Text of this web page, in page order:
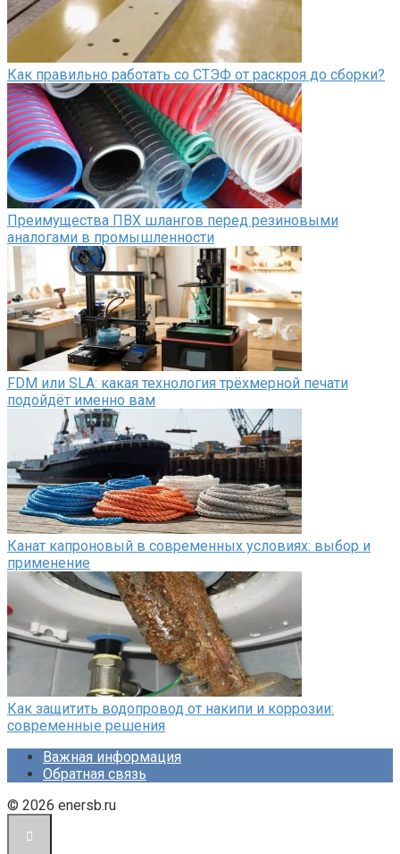
Как правильно работать со СТЭФ от раскроя до сборки?
Преимущества ПВХ шлангов перед резиновыми
аналогами в промышленности
FDM или SLA: какая технология трёхмерной печати
подойдёт именно вам
Канат капроновый в современных условиях: выбор и
применение
Как защитить водопровод от накипи и коррозии:
современные решения
Важная информация
Обратная связь
© 2026 enersb.ru